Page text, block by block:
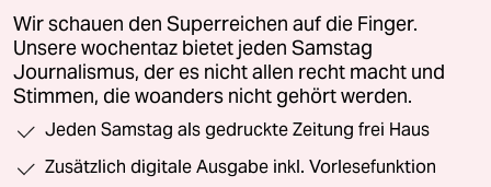
Wir schauen den Superreichen auf die Finger.
Unsere wochentaz bietet jeden Samstag
Journalismus, der es nicht allen recht macht und
Stimmen, die woanders nicht gehört werden.
Jeden Samstag als gedruckte Zeitung frei Haus
Zusätzlich digitale Ausgabe inkl. Vorlesefunktion